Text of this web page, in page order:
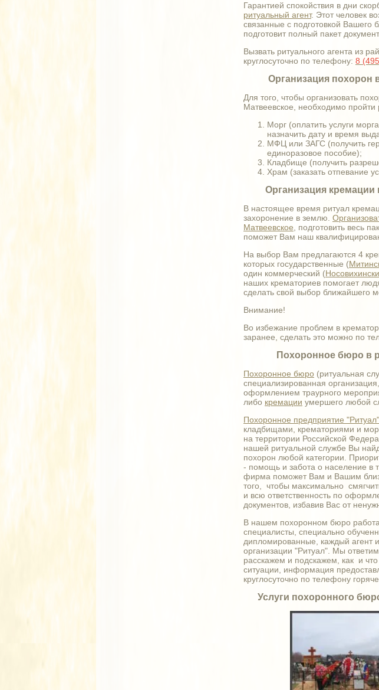
Гарантией спокойствия в дни
ритуальный агент. Этот человек
связанные с подготовкой Вашего
подготовит полный пакет
Вызвать ритуального агента из
круглосуточно по телефону: 8
Организация похорон
Для того, чтобы организовать
Матвеевское, необходимо пройти
Морг (оплатить услуги
назначить дату и время
МФЦ или ЗАГС (получить
единоразовое пособие);
Кладбище (получить
Храм (заказать отпевание
Организация кремации
В настоящее время ритуал
захоронение в землю.
Матвеевское , подготовить весь
поможет Вам наш
На выбор Вам предлагаются 4
которых государственные (
один коммерческий (
наших крематориев помогает
сделать свой выбор ближайшего
Внимание!
Во избежание проблем в
заранее, сделать это можно по
Похоронное бюро в
Похоронное бюро (ритуальная
специализированная
оформлением траурного
либо кремации умершего любой
Похоронное предприятие "Ритуал"
кладбищами, крематориями и
на территории Российской
нашей ритуальной службе Вы
похорон любой категории.
- помощь и забота о население в
фирма поможет Вам и Вашим
того, чтобы максимально
и всю ответственность по
документов, избавив Вас от
В нашем похоронном бюро
специалисты, специально
дипломированные, каждый агент
организации "Ритуал". Мы
расскажем и подскажем, как и
ситуации, информация
круглосуточно по телефону
Услуги похоронного